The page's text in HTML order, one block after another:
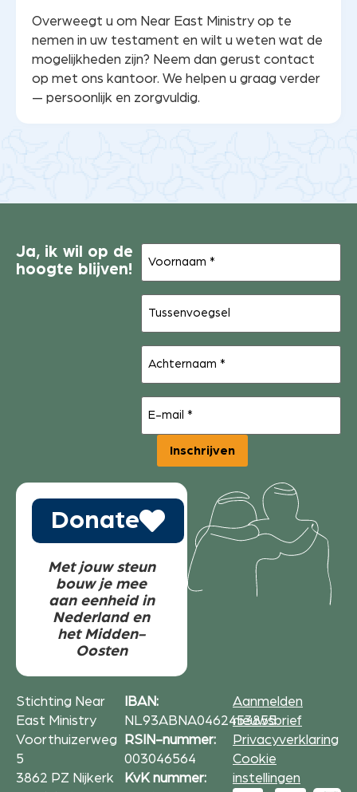
Overweegt u om Near East Ministry op te
nemen in uw testament en wilt u weten wat de
mogelijkheden zijn? Neem dan gerust contact
op met ons kantoor. We helpen u graag verder
— persoonlijk en zorgvuldig.
Ja, ik wil op de
hoogte blijven!
Voornaam
Tussenvoegsel
Achternaam
E-
mail(Vereist)
Inschrijven
Donate
Met jouw steun
bouw je mee
aan eenheid in
Nederland en
het Midden-
Oosten
Stichting Near
East Ministry
Voorthuizerweg
5
3862 PZ Nijkerk
IBAN:
NL93ABNA0462453855
RSIN-nummer:
003046564
KvK nummer:
Aanmelden
nieuwsbrief
Privacyverklaring
Cookie
instellingen